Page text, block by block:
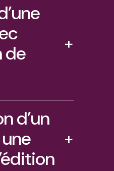
de
+
d’un
+